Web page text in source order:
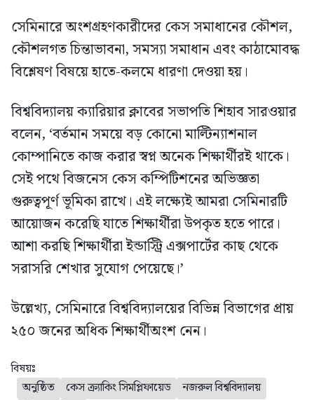
সেমিনারে অংশগ্রহণকারীদের কেস সমাধানের কৌশল,
কৌশলগত চিন্তাভাবনা, সমস্যা সমাধান এবং কাঠামোবদ্ধ
বিশ্লেষণ বিষয়ে হাতে-কলমে ধারণা দেওয়া হয়।
বিশ্ববিদ্যালয় ক্যারিয়ার ক্লাবের সভাপতি শিহাব সারওয়ার
বলেন, ‘বর্তমান সময়ে বড় কোনো মাল্টিন্যাশনাল
কোম্পানিতে কাজ করার স্বপ্ন অনেক শিক্ষার্থীরই থাকে।
সেই পথে বিজনেস কেস কম্পিটিশনের অভিজ্ঞতা
গুরুত্বপূর্ণ ভূমিকা রাখে। এই লক্ষ্যেই আমরা সেমিনারটি
আয়োজন করেছি যাতে শিক্ষার্থীরা উপকৃত হতে পারে।
আশা করছি শিক্ষার্থীরা ইন্ডাস্ট্রি এক্সপার্টের কাছ থেকে
সরাসরি শেখার সুযোগ পেয়েছে।’
উল্লেখ্য, সেমিনারে বিশ্ববিদ্যালয়ের বিভিন্ন বিভাগের প্রায়
২৫০ জনের অধিক শিক্ষার্থীঅংশ নেন।
বিষয়ঃ
অনুষ্ঠিত
কেস ক্র্যাকিং সিমপ্লিফায়েড
নজরুল বিশ্ববিদ্যালয়